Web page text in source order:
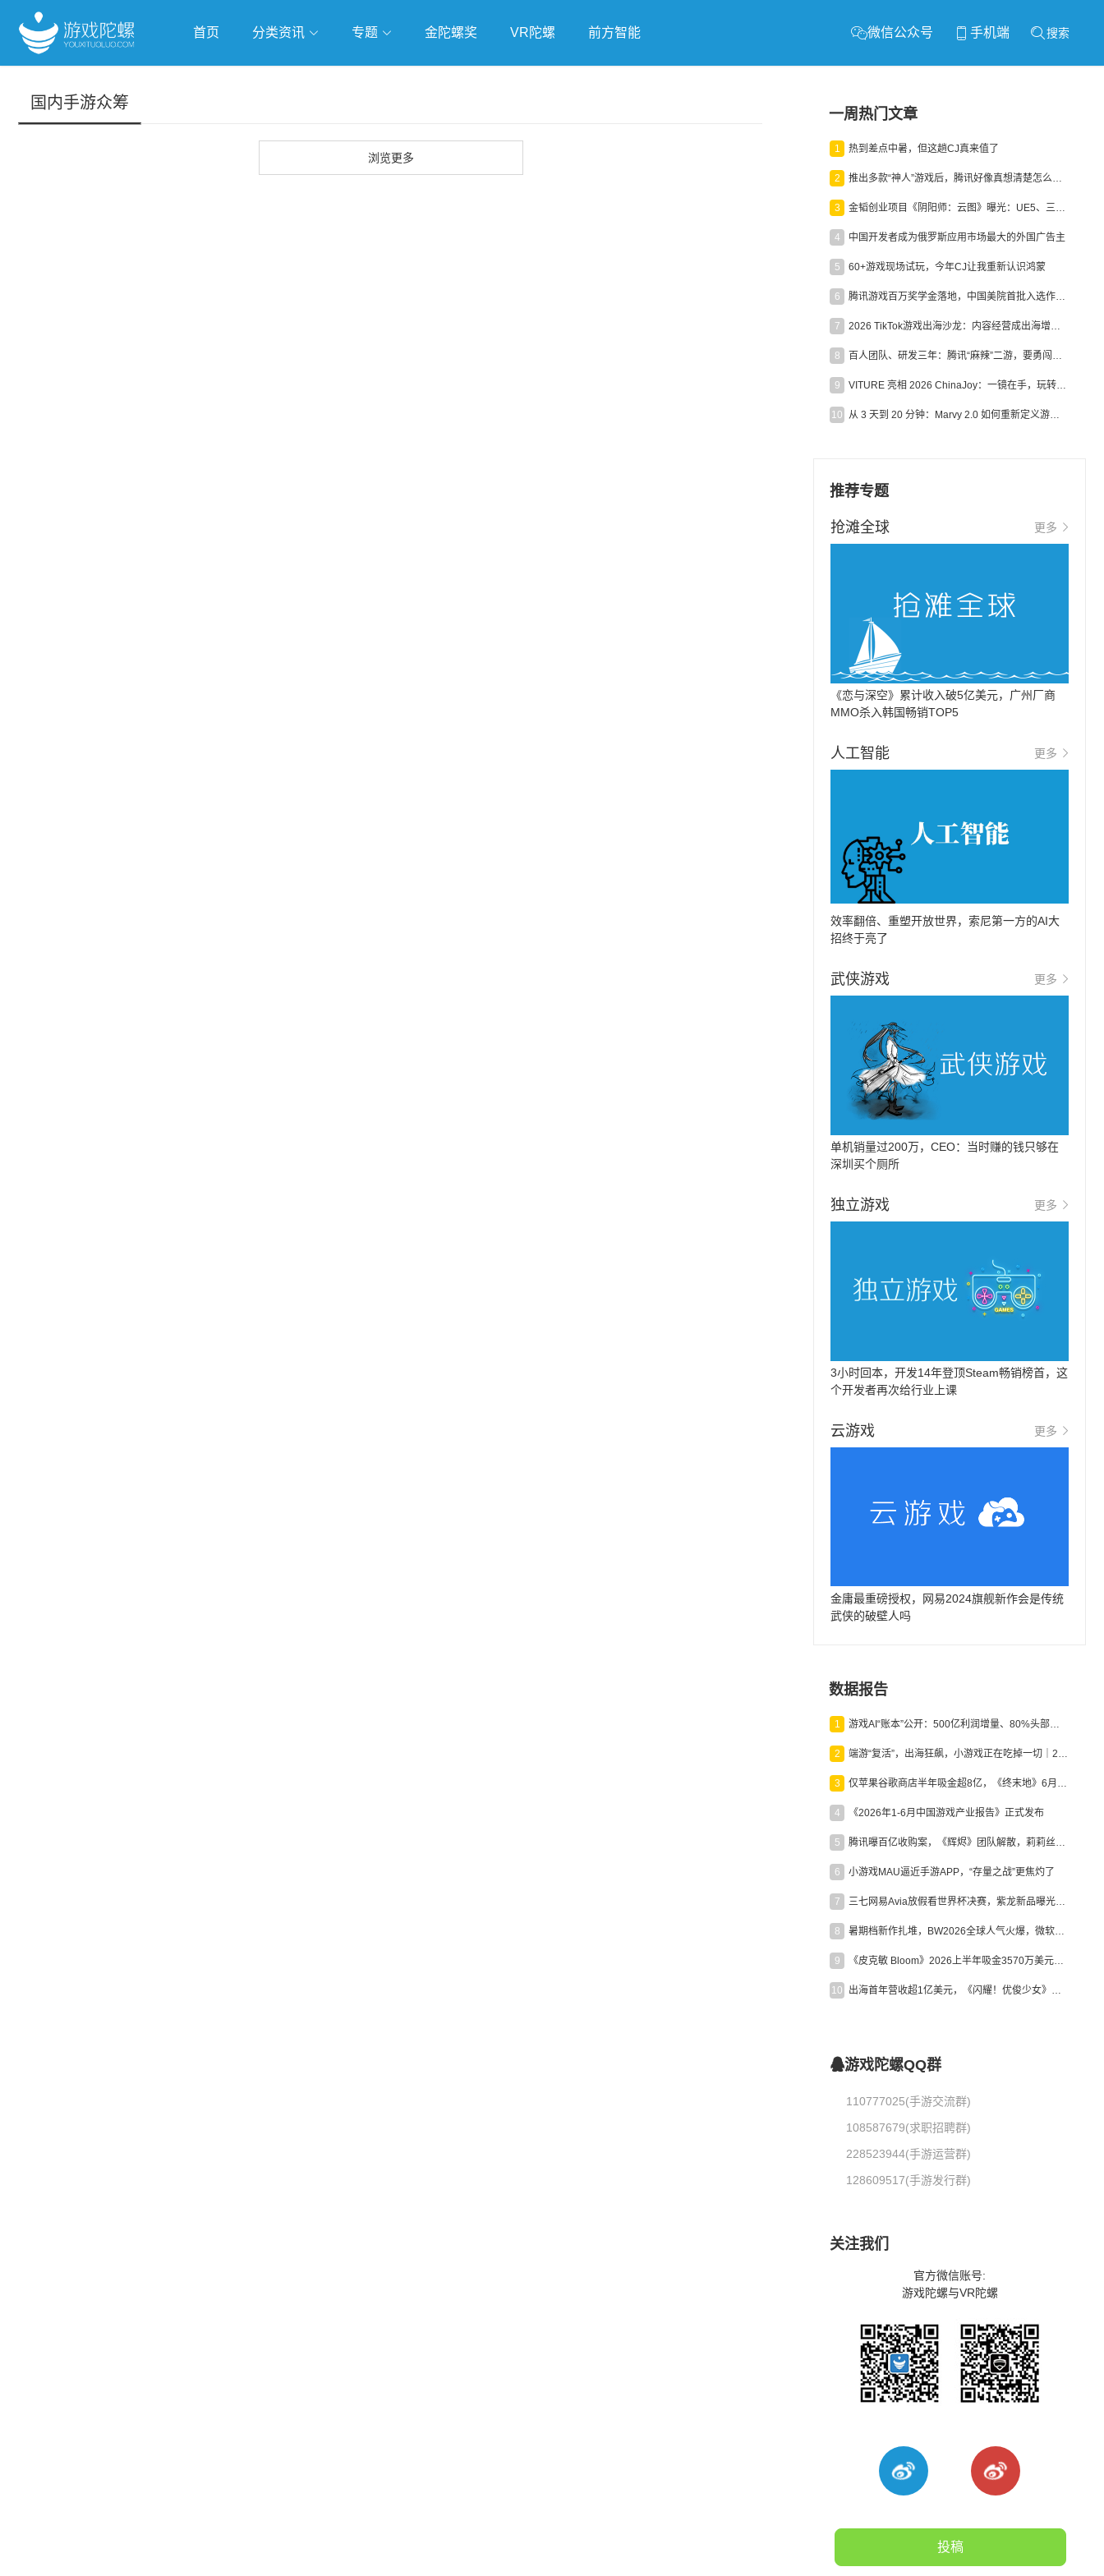
首页 分类资讯 专题 金陀螺奖 VR陀螺 前方智能 微信公众号 手机端 搜索
国内手游众筹
浏览更多
一周热门文章
1 热到差点中暑，但这趟CJ真来值了
2 推出多款“神人”游戏后，腾讯好像真想清楚怎么做二次元了
3 金韬创业项目《阴阳师：云图》曝光：UE5、三端互通、ARPG
4 中国开发者成为俄罗斯应用市场最大的外国广告主
5 60+游戏现场试玩，今年CJ让我重新认识鸿蒙
6 腾讯游戏百万奖学金落地，中国美院首批入选作品获业内关注
7 2026 TikTok游戏出海沙龙：内容经营成出海增长新引擎
8 百人团队、研发三年：腾讯“麻辣”二游，要勇闯男性恋爱市场
9 VITURE 亮相 2026 ChinaJoy：一镜在手，玩转全场！
10 从 3 天到 20 分钟：Marvy 2.0 如何重新定义游戏出海营销效率？
推荐专题
抢滩全球 更多
《恋与深空》累计收入破5亿美元，广州厂商
MMO杀入韩国畅销TOP5
人工智能 更多
效率翻倍、重塑开放世界，索尼第一方的AI大
招终于亮了
武侠游戏 更多
单机销量过200万，CEO：当时赚的钱只够在
深圳买个厕所
独立游戏 更多
3小时回本，开发14年登顶Steam畅销榜首，这
个开发者再次给行业上课
云游戏 更多
金庸最重磅授权，网易2024旗舰新作会是传统
武侠的破壁人吗
数据报告
1 游戏AI“账本”公开：500亿利润增量、80%头部入局，谁在闷声发财？
2 端游“复活”，出海狂飙，小游戏正在吃掉一切｜2026上半年产业报告
3 仅苹果谷歌商店半年吸金超8亿，《终末地》6月份收入显著回暖
4 《2026年1-6月中国游戏产业报告》正式发布
5 腾讯曝百亿收购案，《辉烬》团队解散，莉莉丝新作曝光｜陀螺周报
6 小游戏MAU逼近手游APP，“存量之战”更焦灼了
7 三七网易Avia放假看世界杯决赛，紫龙新品曝光，米哈游新作上线 | 陀螺周报
8 暑期档新作扎堆，BW2026全球人气火爆，微软XBOX大裁员|陀螺周报
9 《皮克敏 Bloom》2026上半年吸金3570万美元，中国台湾成最大市场
10 出海首年营收超1亿美元，《闪耀！优俊少女》美国市场占比达七成
游戏陀螺QQ群
110777025(手游交流群)
108587679(求职招聘群)
228523944(手游运营群)
128609517(手游发行群)
关注我们
官方微信账号:
游戏陀螺与VR陀螺
投稿